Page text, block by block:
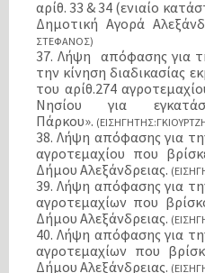
αρίθ. 33 & 34 (ενιαίο
Δημοτική Αγορά
ΣΤΕΦΑΝΟΣ)
37. Λήψη απόφασης για
την κίνηση διαδικασίας
του αρίθ.274
Νησίου για
Πάρκου».
38. Λήψη απόφασης για
αγροτεμαχίου που
Δήμου Αλεξάνδρειας.
39. Λήψη απόφασης για
αγροτεμαχίων που
Δήμου Αλεξάνδρειας.
40. Λήψη απόφασης για
αγροτεμαχίων που
Δήμου Αλεξάνδρειας.